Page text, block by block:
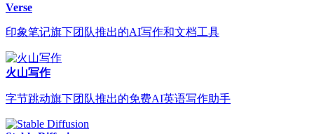
Verse
印象笔记旗下团队推出的AI写作和文档工具
火山写作
字节跳动旗下团队推出的免费AI英语写作助手